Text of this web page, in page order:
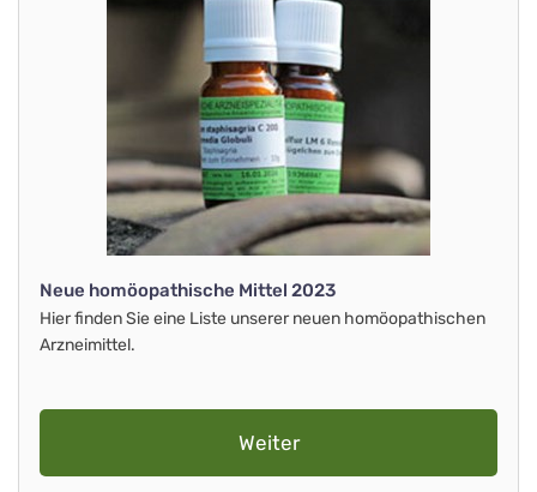
Neue homöopathische Mittel 2023
Hier finden Sie eine Liste unserer neuen homöopathischen
Arzneimittel.
Weiter